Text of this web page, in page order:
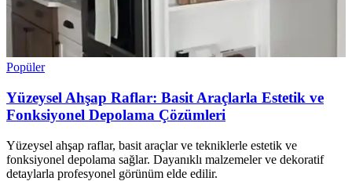
Popüler
Yüzeysel Ahşap Raflar: Basit Araçlarla Estetik ve
Fonksiyonel Depolama Çözümleri
Yüzeysel ahşap raflar, basit araçlar ve tekniklerle estetik ve
fonksiyonel depolama sağlar. Dayanıklı malzemeler ve dekoratif
detaylarla profesyonel görünüm elde edilir.